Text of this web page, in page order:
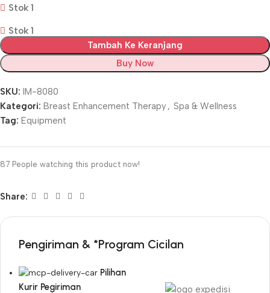
Stok 1
Stok 1
Tambah Ke Keranjang
Buy Now
SKU: IM-8080
Kategori: Breast Enhancement Therapy, Spa & Wellness
Tag: Equipment
87 People watching this product now!
Share:
Pengiriman & *Program Cicilan
Pilihan
Kurir Pegiriman